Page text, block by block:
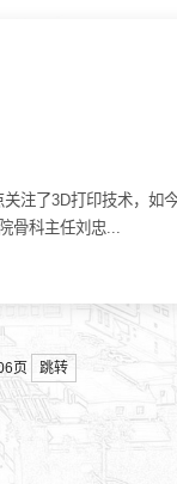
注了3D打印技术，如
骨科主任刘忠...
页 跳转